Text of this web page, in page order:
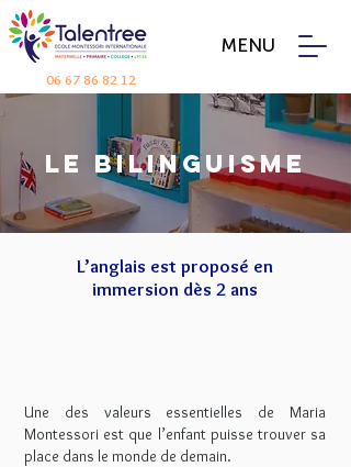
06 67 86 82 12
MENU
Le bilinguisme
L’anglais est proposé en
immersion dès 2 ans
Une des valeurs essentielles de Maria
Montessori est que l’enfant puisse trouver sa
place dans le monde de demain.